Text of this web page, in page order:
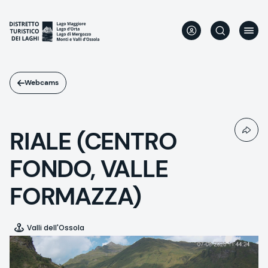
contenu
principal
Webcams
RIALE (CENTRO
FONDO, VALLE
FORMAZZA)
Valli dell'Ossola